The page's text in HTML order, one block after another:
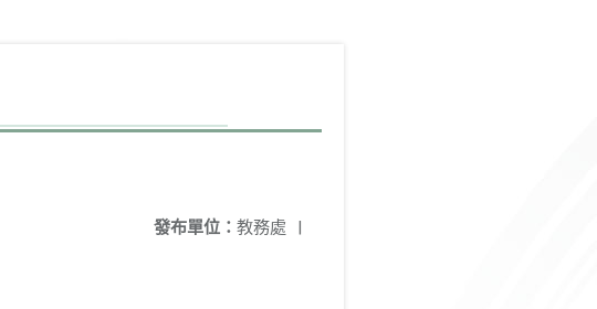
發布單位： 教務處 |